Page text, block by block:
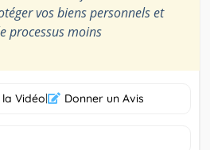
vos biens personnels et
processus moins
Vidéo| Donner un Avis